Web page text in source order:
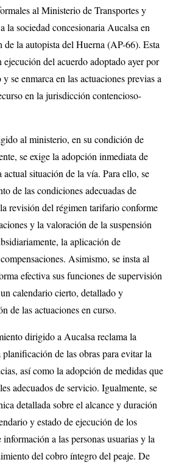
al Ministerio de Transportes y
la sociedad concesionaria Aucalsa en
la autopista del Huerna (AP-66). Esta
ejecución del acuerdo adoptado ayer por
se enmarca en las actuaciones previas a
en la jurisdicción contencioso-
al ministerio, en su condición de
se exige la adopción inmediata de
situación de la vía. Para ello, se
de las condiciones adecuadas de
revisión del régimen tarifario conforme
y la valoración de la suspensión
la aplicación de
Asimismo, se insta al
efectiva sus funciones de supervisión
calendario cierto, detallado y
de las actuaciones en curso.
dirigido a Aucalsa reclama la
de las obras para evitar la
así como la adopción de medidas que
adecuados de servicio. Igualmente, se
detallada sobre el alcance y duración
y estado de ejecución de los
información a las personas usuarias y la
del cobro íntegro del peaje. De